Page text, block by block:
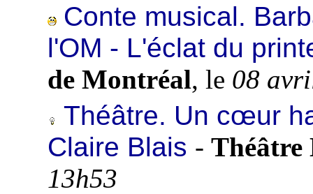
Conte musical.
l'OM - L'éclat du
de Montréal, le 08
Théâtre. Un cœur
Claire Blais - Théâtre
13h53